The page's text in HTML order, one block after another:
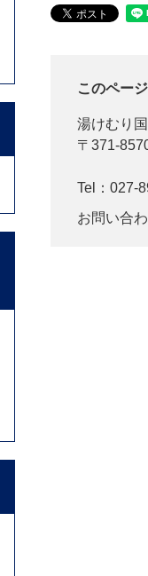
このペー
湯けむり
〒371-
Tel：027-
お問い合